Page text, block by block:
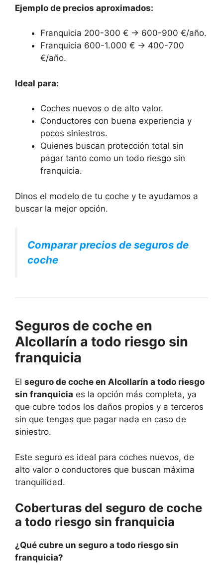
Ejemplo de precios aproximados:
Franquicia 200-300 € → 600-900 €/año.
Franquicia 600-1.000 € → 400-700
€/año.
Ideal para:
Coches nuevos o de alto valor.
Conductores con buena experiencia y
pocos siniestros.
Quienes buscan protección total sin
pagar tanto como un todo riesgo sin
franquicia.
Dinos el modelo de tu coche y te ayudamos a
buscar la mejor opción.
Comparar precios de seguros de
coche
Seguros de coche en
Alcollarín a todo riesgo sin
franquicia
El seguro de coche en Alcollarín a todo riesgo
sin franquicia es la opción más completa, ya
que cubre todos los daños propios y a terceros
sin que tengas que pagar nada en caso de
siniestro.
Este seguro es ideal para coches nuevos, de
alto valor o conductores que buscan máxima
tranquilidad.
Coberturas del seguro de coche
a todo riesgo sin franquicia
¿Qué cubre un seguro a todo riesgo sin
franquicia?